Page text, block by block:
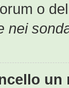
o
nei
un